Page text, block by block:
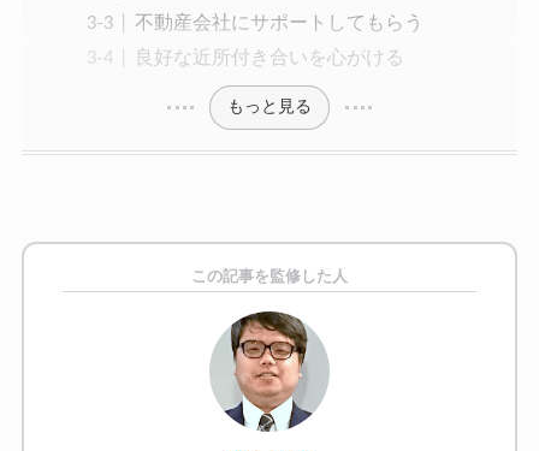
不動産会社にサポートしてもらう
良好な近所付き合いを心がける
もっと見る
この記事を監修した人